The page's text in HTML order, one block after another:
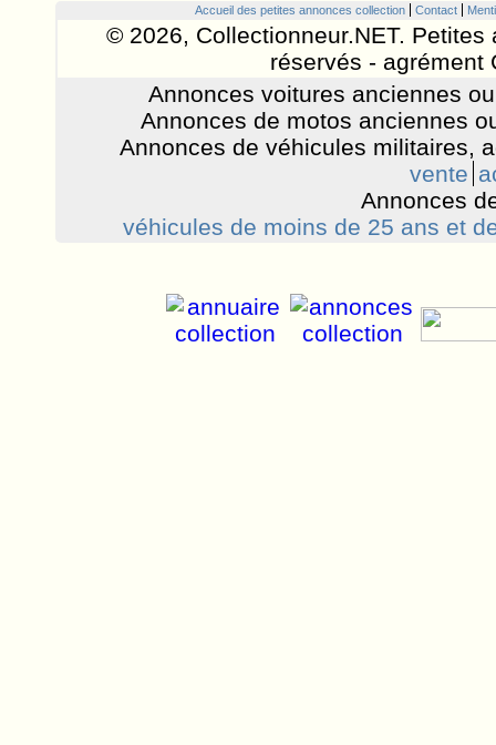
Accueil des petites annonces collection Contact
© 2026, Collectionneur.NET.
réservés - agrément
Annonces voitures anciennes
Annonces de motos anciennes
Annonces de véhicules militaires,
vente
Annonces
véhicules de moins de 25 ans et